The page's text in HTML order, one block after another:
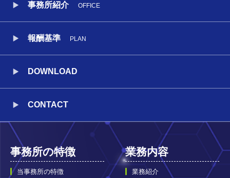
事務所紹介 OFFICE
報酬基準 PLAN
DOWNLOAD
CONTACT
事務所の特徴
当事務所の特徴
業務内容
業務紹介